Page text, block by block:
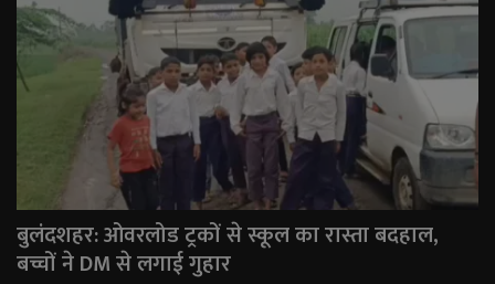
बुलंदशहर: ओवरलोड ट्रकों से स्कूल का रास्ता बदहाल,
बच्चों ने DM से लगाई गुहार